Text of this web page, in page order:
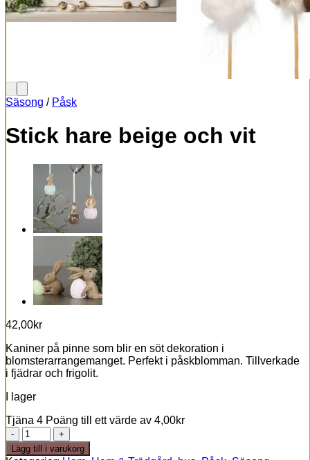
Säsong / Påsk
Stick hare beige och vit
42,00kr
Kaniner på pinne som blir en söt dekoration i
blomsterarrangemanget. Perfekt i påskblomman. Tillverkade
i fjädrar och frigolit.
I lager
Tjäna 4 Poäng till ett värde av 4,00kr
Stick
hare
beige
Lägg till i varukorg